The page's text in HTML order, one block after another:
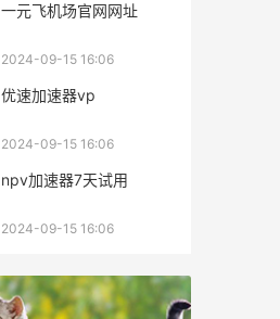
一元飞机场官网网址
2024-09-15 16:06
优速加速器vp
2024-09-15 16:06
npv加速器7天试用
2024-09-15 16:06